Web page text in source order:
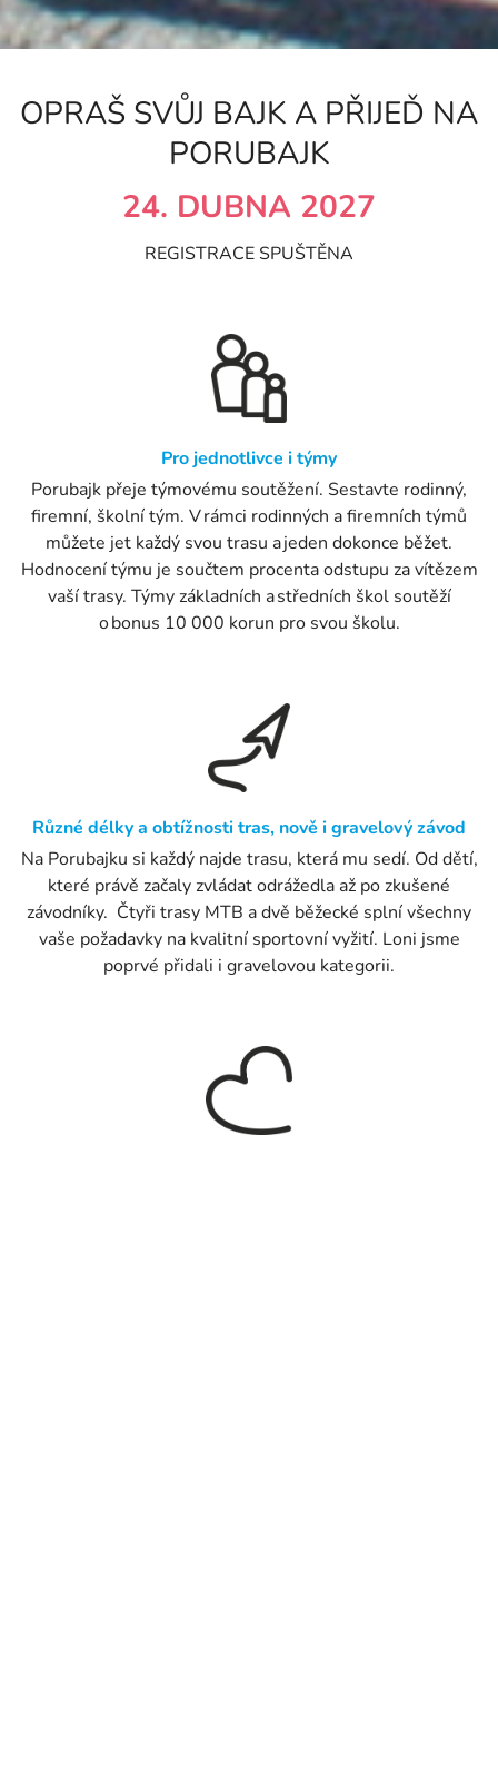
OPRAŠ SVŮJ BAJK A PŘIJEĎ NA
PORUBAJK
24. DUBNA 2027
REGISTRACE SPUŠTĚNA
Pro jednotlivce i týmy
Porubajk přeje týmovému soutěžení. Sestavte rodinný,
firemní, školní tým. V rámci rodinných a firemních týmů
můžete jet každý svou trasu a jeden dokonce běžet.
Hodnocení týmu je součtem procenta odstupu za vítězem
vaší trasy. Týmy základních a středních škol soutěží
o bonus 10 000 korun pro svou školu.
Různé délky a obtížnosti tras, nově i gravelový závod
Na Porubajku si každý najde trasu, která mu sedí. Od dětí,
které právě začaly zvládat odrážedla až po zkušené
závodníky. Čtyři trasy MTB a dvě běžecké splní všechny
vaše požadavky na kvalitní sportovní vyžití. Loni jsme
poprvé přidali i gravelovou kategorii.